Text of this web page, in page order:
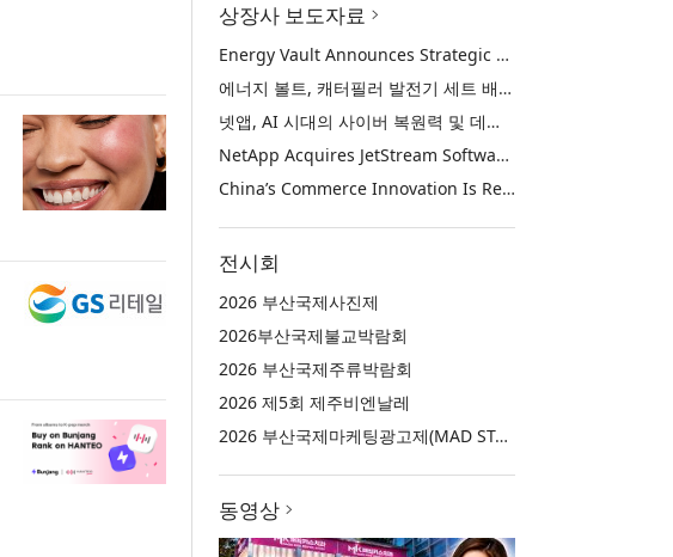
상장사 보도자료
Energy Vault Announces Strategic Agreement to Deploy 1.25 GW of Integrated Power Infrastructure for Hyperscaler AI Data Center with Leading Power Generation EPC Deploying Caterpillar Gensets
에너지 볼트, 캐터필러 발전기 세트 배치 중인 선도적인 발전 EPC를 통해 하이퍼스케일러 AI 데이터센터를 위한 1.25 GW 통합 전력 인프라 구축을 위한 전략적 계약 체결
넷앱, AI 시대의 사이버 복원력 및 데이터 보호 강화를 위해 젯스트림 소프트웨어 인수
NetApp Acquires JetStream Software to Advance Cyber Resilience and Data Protection for the AI Era
China’s Commerce Innovation Is Reshaping Global Retail
전시회
2026 부산국제사진제
2026부산국제불교박람회
2026 부산국제주류박람회
2026 제5회 제주비엔날레
2026 부산국제마케팅광고제(MAD STARS 2026)
동영상